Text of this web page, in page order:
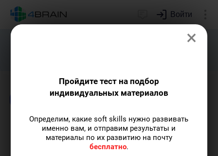
Войти
Подарим индивидуальный план
Внимание и память
Как научиться быстро
переключать внимание
×
Пройдите тест на подбор
индивидуальных материалов
Определим, какие soft skills нужно развивать
именно вам, и отправим результаты и
материалы по их развитию на почту
бесплатно.